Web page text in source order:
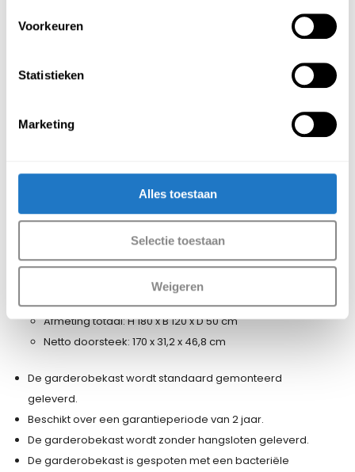
Voorkeuren
Statistieken
Marketing
Alles toestaan
Selectie toestaan
Weigeren
Verder is het mogelijk om te kiezen uit de
Gladde deuren zonder luchtvenster
Afmetingen lockers 30 cm
Afmeting totaal: H 170 x B 90 x D 50 cm
Netto doorsteek: 170 x 21,2 x 46,8 cm
Afmeting totaal: H 180 x B 120 x D 50 cm
Netto doorsteek: 170 x 31,2 x 46,8 cm
De garderobekast wordt standaard gemonteerd
geleverd.
Beschikt over een garantieperiode van 2 jaar.
De garderobekast wordt zonder hangsloten geleverd.
De garderobekast is gespoten met een bacteriële